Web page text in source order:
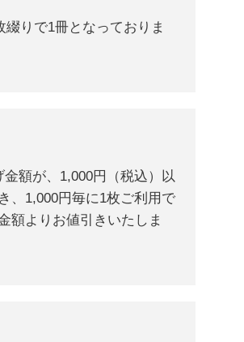
綴りで1冊となっておりま
金額が、1,000円（税込）以
、1,000円毎に1枚ご利用で
額よりお値引きいたしま